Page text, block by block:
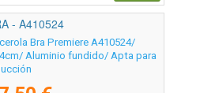
- A410524
Bra Premiere A410524/
Aluminio fundido/ Apta para